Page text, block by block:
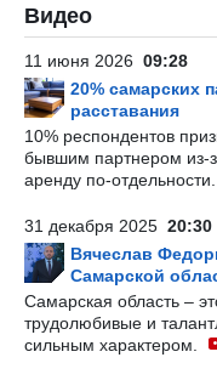
Видео
11 июня 2026 09:28
20% самарских
расставания
10% респондентов
бывшим партнером из-
аренду по-отдельности.
31 декабря 2025 20:30
Вячеслав
Самарской
Самарская область –
трудолюбивые и
сильным характером.